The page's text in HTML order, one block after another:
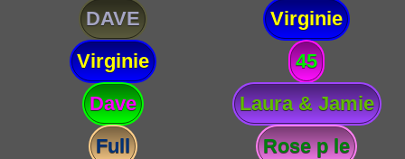
DAVE
Virginie
Virginie
45
Dave
Laura & Jamie
Full
Rose p le